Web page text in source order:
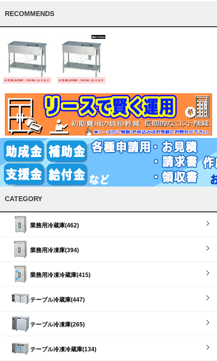
RECOMMENDS
CATEGORY
業務用冷蔵庫(462)
業務用冷凍庫(394)
業務用冷凍冷蔵庫(415)
テーブル冷蔵庫(447)
テーブル冷凍庫(265)
テーブル冷凍冷蔵庫(134)